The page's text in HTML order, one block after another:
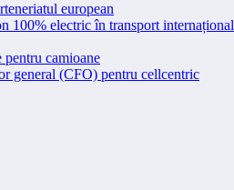
european
100% electric în transport internațional
pentru camioane
general (CFO) pentru cellcentric